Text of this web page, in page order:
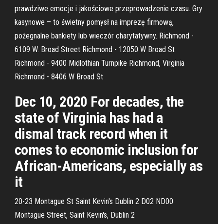
prawdziwe emocje i jakościowe przeprowadzenie czasu. Gry
kasynowe – to świetny pomysł na imprezę firmową,
pożegnalne bankiety lub wieczór charytatywny. Richmond -
6109 W. Broad Street Richmond - 12050 W Broad St
Richmond - 9400 Midlothian Turnpike Richmond, Virginia
Richmond - 8406 W Broad St
Dec 10, 2020 For decades, the
state of Virginia has had a
dismal track record when it
comes to economic inclusion for
African-Americans, especially as
it
20-23 Montague St Saint Kevin's Dublin 2 D02 ND00
Montague Street, Saint Kevin's, Dublin 2